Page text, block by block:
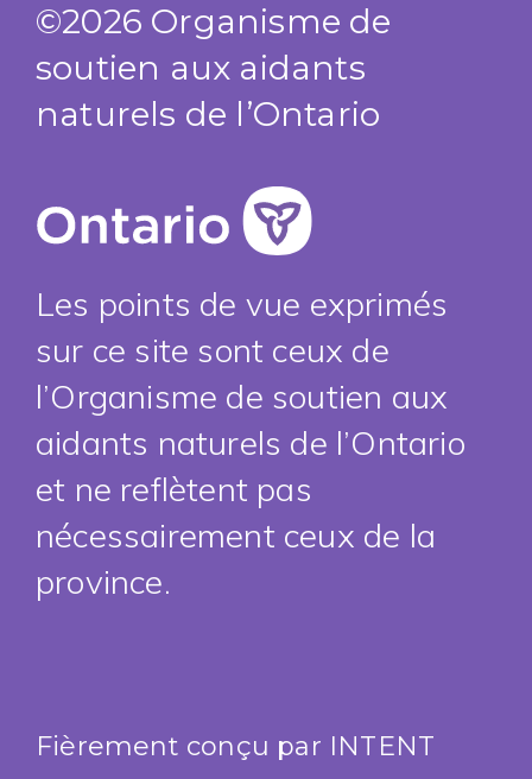
©2026 Organisme de
soutien aux aidants
naturels de l’Ontario
Les points de vue exprimés
sur ce site sont ceux de
l’Organisme de soutien aux
aidants naturels de l’Ontario
et ne reflètent pas
nécessairement ceux de la
province.
Fièrement conçu par INTENT